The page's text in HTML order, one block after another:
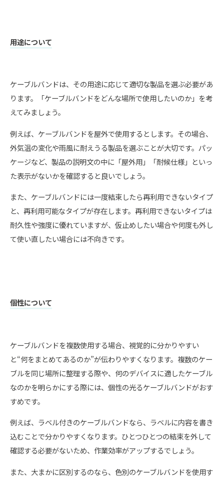
用途について
ケーブルバンドは、その用途に応じて適切な製品を選ぶ必要があ
ります。「ケーブルバンドをどんな場所で使用したいのか」を考
えてみましょう。
例えば、ケーブルバンドを屋外で使用するとします。その場合、
外気温の変化や雨風に耐えうる製品を選ぶことが大切です。パッ
ケージなど、製品の説明文の中に「屋外用」「耐候仕様」といっ
た表示がないかを確認すると良いでしょう。
また、ケーブルバンドには一度結束したら再利用できないタイプ
と、再利用可能なタイプが存在します。再利用できないタイプは
耐久性や強度に優れていますが、仮止めしたい場合や何度も外し
て使い直したい場合には不向きです。
個性について
ケーブルバンドを複数使用する場合、視覚的に分かりやすい
と“何をまとめてあるのか”が伝わりやすくなります。複数のケー
ブルを同じ場所に整理する際や、何のデバイスに適したケーブル
なのかを明らかにする際には、個性の光るケーブルバンドがおす
すめです。
例えば、ラベル付きのケーブルバンドなら、ラベルに内容を書き
込むことで分かりやすくなります。ひとつひとつの結束を外して
確認する必要がないため、作業効率がアップするでしょう。
また、大まかに区別するのなら、色別のケーブルバンドを使用す